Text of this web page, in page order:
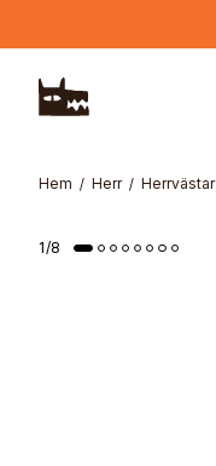
Hem Herr Herrvästar
1/8